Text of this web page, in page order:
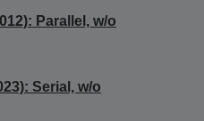
Parallel, w/o
Serial, w/o